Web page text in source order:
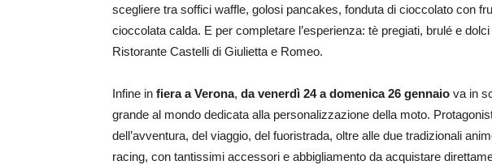
scegliere tra soffici waffle, golosi pancakes, fonduta di cioccolato con
cioccolata calda. E per completare l’esperienza: tè pregiati, brulé e
Ristorante Castelli di Giulietta e Romeo.
Infine in fiera a Verona, da venerdì 24 a domenica 26 gennaio va in
grande al mondo dedicata alla personalizzazione della moto.
dell’avventura, del viaggio, del fuoristrada, oltre alle due tradizionali
racing, con tantissimi accessori e abbigliamento da acquistare